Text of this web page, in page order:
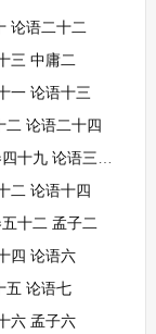
论语二十二
三 中庸二
一 论语十三
二 论语二十四
九 论语三十一
二 论语十四
十二 孟子二
四 论语六
五 论语七
六 孟子六